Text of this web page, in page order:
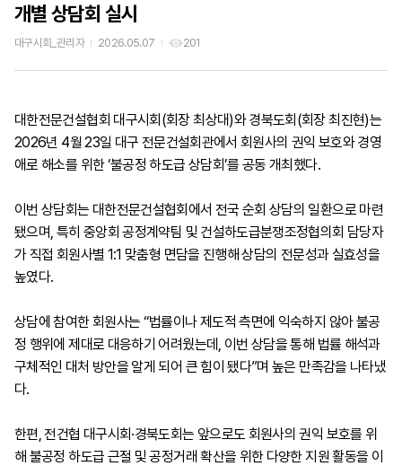
개별 상담회 실시
대구시회_관리자 2026.05.07 201
대한전문건설협회 대구시회(회장 최상대)와 경북도회(회장 최진현)는
2026년 4월 23일 대구 전문건설회관에서 회원사의 권익 보호와 경영
애로 해소를 위한 ‘불공정 하도급 상담회’를 공동 개최했다.
이번 상담회는 대한전문건설협회에서 전국 순회 상담의 일환으로 마련
됐으며, 특히 중앙회 공정계약팀 및 건설하도급분쟁조정협의회 담당자
가 직접 회원사별 1:1 맞춤형 면담을 진행해 상담의 전문성과 실효성을
높였다.
상담에 참여한 회원사는 “법률이나 제도적 측면에 익숙하지 않아 불공
정 행위에 제대로 대응하기 어려웠는데, 이번 상담을 통해 법률 해석과
구체적인 대처 방안을 알게 되어 큰 힘이 됐다”며 높은 만족감을 나타냈
다.
한편, 전건협 대구시회·경북도회는 앞으로도 회원사의 권익 보호를 위
해 불공정 하도급 근절 및 공정거래 확산을 위한 다양한 지원 활동을 이